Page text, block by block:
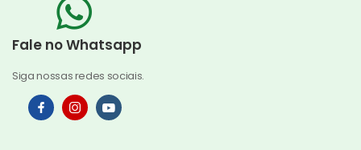
Fale no Whatsapp
Siga nossas redes sociais.